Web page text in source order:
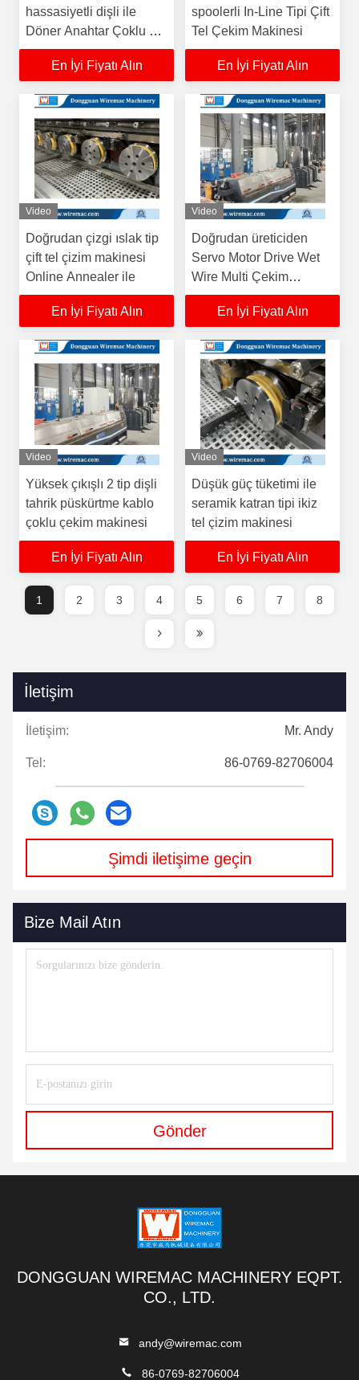
hassasiyetli dişli ile
Döner Anahtar Çoklu Tel
Çizim Makinesi
En İyi Fiyatı Alın
spoolerli In-Line Tipi Çift
Tel Çekim Makinesi
En İyi Fiyatı Alın
Video
Doğrudan çizgi ıslak tip
çift tel çizim makinesi
Online Annealer ile
En İyi Fiyatı Alın
Video
Doğrudan üreticiden
Servo Motor Drive Wet
Wire Multi Çekim
Makinesi
En İyi Fiyatı Alın
Video
Yüksek çıkışlı 2 tip dişli
tahrik püskürtme kablo
çoklu çekim makinesi
En İyi Fiyatı Alın
Video
Düşük güç tüketimi ile
seramik katran tipi ikiz
tel çizim makinesi
En İyi Fiyatı Alın
1 2 3 4 5 6 7 8
İletişim
İletişim: Mr. Andy
Tel: 86-0769-82706004
Şimdi iletişime geçin
Bize Mail Atın
Gönder
DONGGUAN WIREMAC MACHINERY EQPT.
CO., LTD.
andy@wiremac.com
86-0769-82706004